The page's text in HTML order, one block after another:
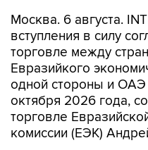
Москва. 6 августа.
вступления в силу
торговле между
Евразийкого
одной стороны и ОАЭ
октября 2026 года,
торговле
комиссии (ЕЭК)